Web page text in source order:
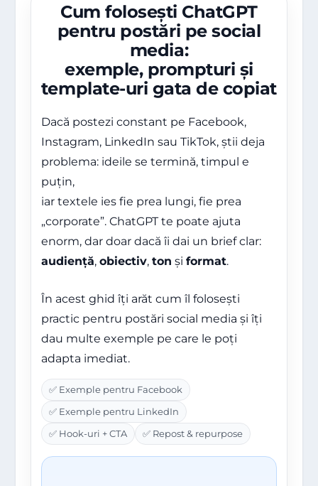
Cum folosești ChatGPT
pentru postări pe social
media:
exemple, prompturi și
template-uri gata de copiat
Dacă postezi constant pe Facebook,
Instagram, LinkedIn sau TikTok, știi deja
problema: ideile se termină, timpul e
puțin,
iar textele ies fie prea lungi, fie prea
„corporate”. ChatGPT te poate ajuta
enorm, dar doar dacă îi dai un brief clar:
audiență, obiectiv, ton și format.
În acest ghid îți arăt cum îl folosești
practic pentru postări social media și îți
dau multe exemple pe care le poți
adapta imediat.
✅ Exemple pentru Facebook
✅ Exemple pentru LinkedIn
✅ Hook-uri + CTA
✅ Repost & repurpose